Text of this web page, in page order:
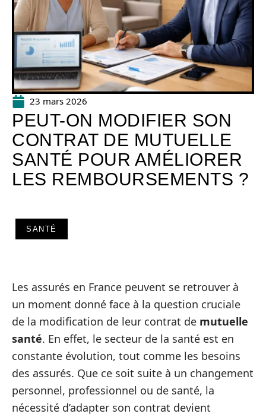
23 mars 2026
PEUT-ON MODIFIER SON
CONTRAT DE MUTUELLE
SANTÉ POUR AMÉLIORER
LES REMBOURSEMENTS ?
SANTÉ
Les assurés en France peuvent se retrouver à
un moment donné face à la question cruciale
de la modification de leur contrat de mutuelle
santé. En effet, le secteur de la santé est en
constante évolution, tout comme les besoins
des assurés. Que ce soit suite à un changement
personnel, professionnel ou de santé, la
nécessité d’adapter son contrat devient